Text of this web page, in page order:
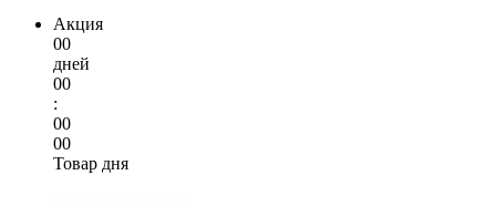
Акция
00
дней
00
:
00
00
Товар дня